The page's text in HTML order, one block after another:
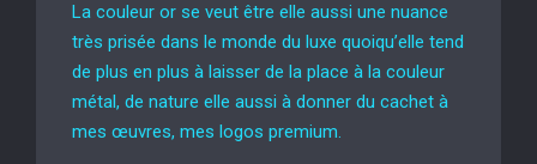
La couleur or se veut être elle aussi une nuance
très prisée dans le monde du luxe quoiqu’elle tend
de plus en plus à laisser de la place à la couleur
métal, de nature elle aussi à donner du cachet à
mes œuvres, mes logos premium.